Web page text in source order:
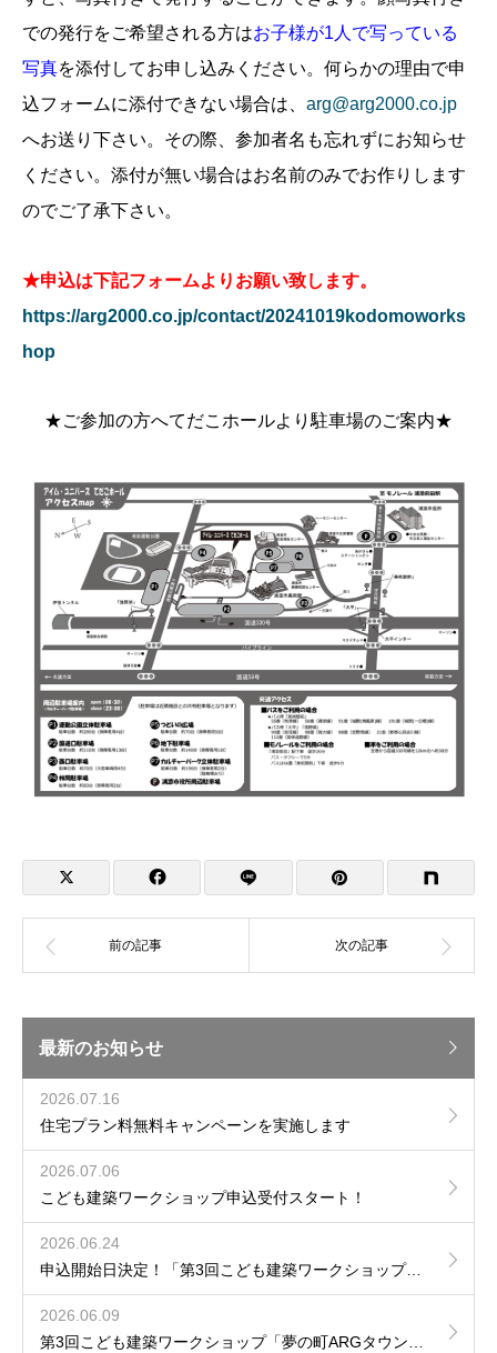
での発行をご希望される方はお子様が1人で写っている
写真を添付してお申し込みください。何らかの理由で申
込フォームに添付できない場合は、 arg@arg2000.co.jp
へお送り下さい。その際、参加者名も忘れずにお知らせ
ください。添付が無い場合はお名前のみでお作りします
のでご了承下さい。
★申込は下記フォームよりお願い致します。
https://arg2000.co.jp/contact/20241019kodomoworks
hop
★ご参加の方へてだこホールより駐車場のご案内★
最新のお知らせ
2026.07.16
住宅プラン料無料キャンペーンを実施します
2026.07.06
こども建築ワークショップ申込受付スタート！
2026.06.24
申込開始日決定！「第3回こども建築ワークショップ夢の町ARGタウンをつくろう！」
2026.06.09
第3回こども建築ワークショップ「夢の町ARGタウンをつくろう！」開催決定のお知らせ